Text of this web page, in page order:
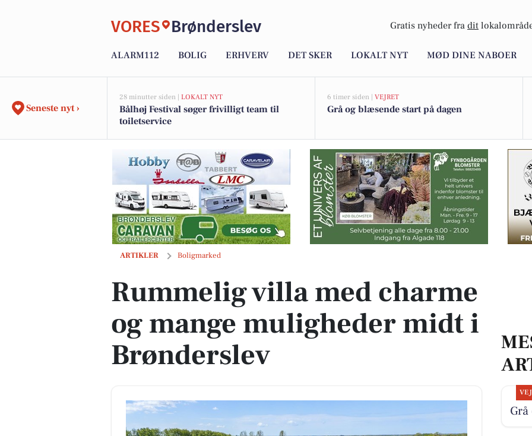
VORES Brønderslev Gratis nyheder fra dit
ALARM112 BOLIG ERHVERV DET SKER LOKALT NYT MØD DINE NABOER
Seneste nyt ›
28 minutter siden | LOKALT NYT
Bålhøj Festival søger frivilligt team til
toiletservice
6 timer siden | VEJRET
Grå og blæsende start på dagen
ARTIKLER Boligmarked
Rummelig villa med charme og mange muligheder midt i Brønderslev
Rummelig villa med charme
og mange muligheder midt i
Brønderslev